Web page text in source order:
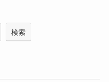
検索